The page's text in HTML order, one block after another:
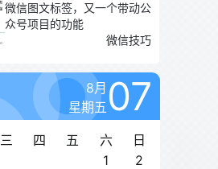
微信图文标签，又一个带动公
众号项目的功能
微信技巧
8月
星期五 07
三 四 五 六
日
1
2